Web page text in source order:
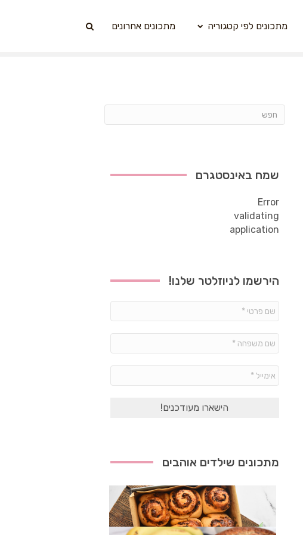
מתכונים לפי קטגוריה מתכונים אחרונים
שמח באינסטגרם
Error
validating
application
הירשמו לניוזלטר שלנו!
פרטי
משפחה
*
מתכונים שילדים אוהבים